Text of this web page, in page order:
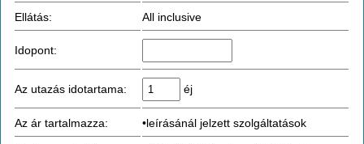
Ellátás: All inclusive
Idopont:
Az utazás idotartama: éj
Az ár tartalmazza: •leírásánál jelzett szolgáltatások